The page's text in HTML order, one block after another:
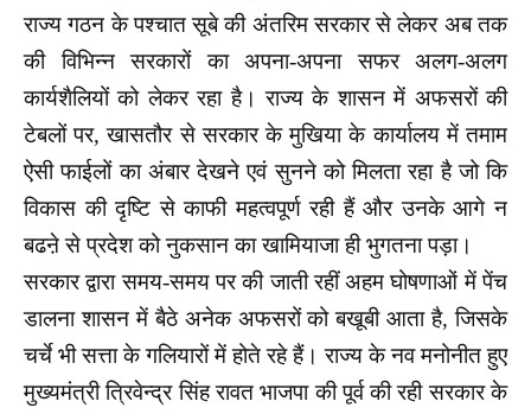
राज्य गठन के पश्चात सूबे की अंतरिम सरकार से लेकर अब तक
की विभिन्न सरकारों का अपना-अपना सफर अलग-अलग
कार्यशैलियों को लेकर रहा है। राज्य के शासन में अफसरों की
टेबलों पर, खासतौर से सरकार के मुखिया के कार्यालय में तमाम
ऐसी फाईलों का अंबार देखने एवं सुनने को मिलता रहा है जो कि
विकास की दृष्टि से काफी महत्वपूर्ण रही हैं और उनके आगे न
बढऩे से प्रदेश को नुकसान का खामियाजा ही भुगतना पड़ा।
सरकार द्वारा समय-समय पर की जाती रहीं अहम घोषणाओं में पेंच
डालना शासन में बैठे अनेक अफसरों को बखूबी आता है, जिसके
चर्चे भी सत्ता के गलियारों में होते रहे हैं। राज्य के नव मनोनीत हुए
मुख्यमंत्री त्रिवेन्द्र सिंह रावत भाजपा की पूर्व की रही सरकार के